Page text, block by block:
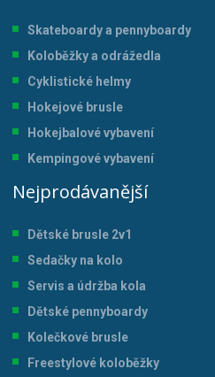
Skateboardy a pennyboardy
Koloběžky a odrážedla
Cyklistické helmy
Hokejové brusle
Hokejbalové vybavení
Kempingové vybavení
Nejprodávanější
Dětské brusle 2v1
Sedačky na kolo
Servis a údržba kola
Dětské pennyboardy
Kolečkové brusle
Freestylové koloběžky